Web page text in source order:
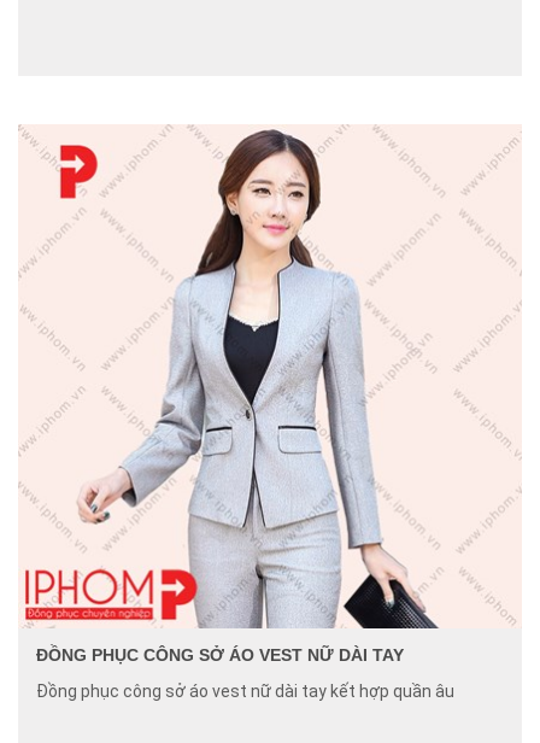
ĐỒNG PHỤC CÔNG SỞ ÁO VEST NỮ DÀI TAY
Đồng phục công sở áo vest nữ dài tay kết hợp quần âu